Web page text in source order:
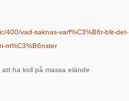
400/vad-saknas-varf%C3%B6r-blir-det-
m%C3%B6nster
ha koll på massa elände